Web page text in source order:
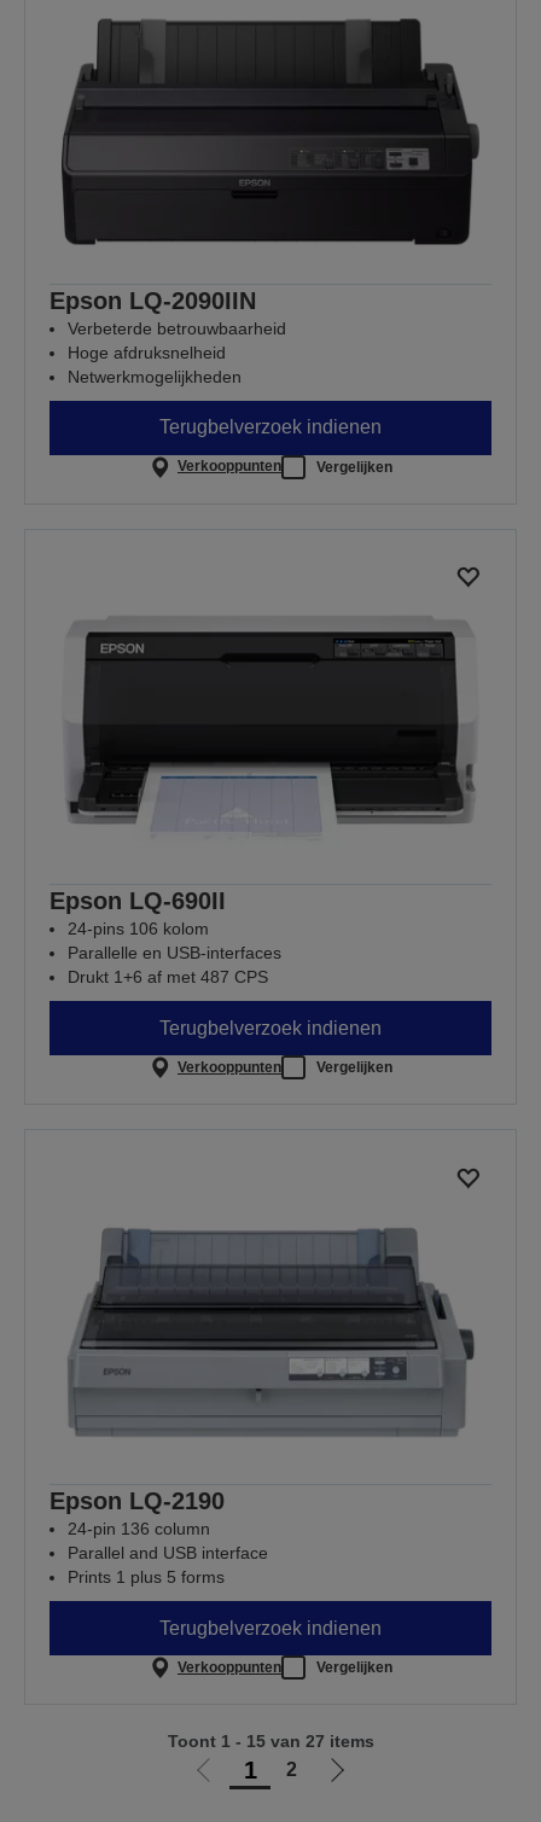
Epson LQ-2090IIN
Verbeterde betrouwbaarheid
Hoge afdruksnelheid
Netwerkmogelijkheden
Terugbelverzoek indienen
Verkooppunten Vergelijken
Epson LQ-690II
24-pins 106 kolom
Parallelle en USB-interfaces
Drukt 1+6 af met 487 CPS
Terugbelverzoek indienen
Verkooppunten Vergelijken
Epson LQ-2190
24-pin 136 column
Parallel and USB interface
Prints 1 plus 5 forms
Terugbelverzoek indienen
Verkooppunten Vergelijken
Ga
1 2
Ga
Toont 1 - 15 van 27 items